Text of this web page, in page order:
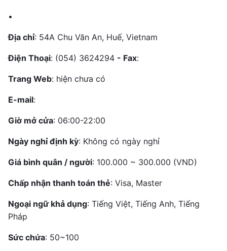
•
Địa chỉ: 54A Chu Văn An, Huế, Vietnam
Điện Thoại: (054) 3624294 - Fax:
Trang Web: hiện chưa có
E-mail:
Giờ mở cửa: 06:00-22:00
Ngày nghỉ định kỳ: Không có ngày nghỉ
Giá bình quân / người: 100.000 ~ 300.000 (VND)
Chấp nhận thanh toán thẻ: Visa, Master
Ngoại ngữ khả dụng: Tiếng Việt, Tiếng Anh, Tiếng
Pháp
Sức chứa: 50~100